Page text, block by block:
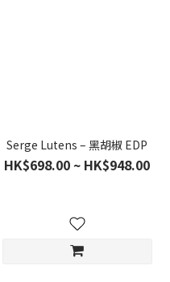
Serge Lutens – 黑胡椒 EDP
HK$698.00 ~ HK$948.00